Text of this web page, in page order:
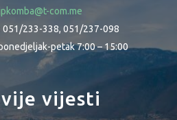
com.me
051/233-338, 051/237-098
petak 7:00 – 15:00
vijesti